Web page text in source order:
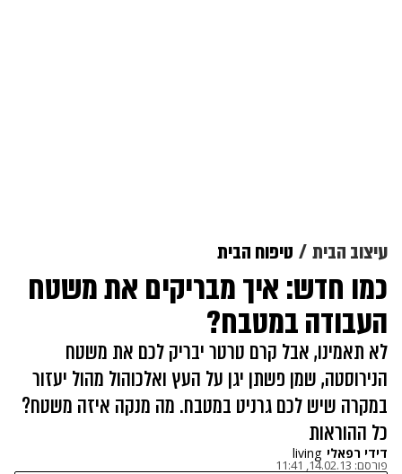
עיצוב הבית טיפוח הבית
כמו חדש: איך מבריקים את משטח
העבודה במטבח?
לא תאמינו, אבל קרם טרטר יבריק לכם את משטח
הנירוסטה, שמן פשתן יגן על העץ ואלכוהול מהול יעזור
במקרה שיש לכם גרניט במטבח. מה מנקה איזה משטח?
כל ההוראות
דידי רפאלי living
פורסם: 14.02.13, 11:41